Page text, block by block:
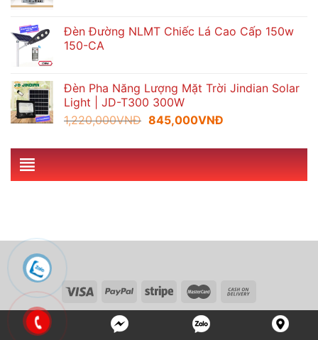
2,150,000VNĐ. là:
Đèn Đường NLMT Chiếc Lá Cao Cấp 150w
150-CA
Đèn Pha Năng Lượng Mặt Trời Jindian Solar
Light | JD-T300 300W
1,220,000VNĐ Giá
là:
845,000VNĐGiá
tại
845,000VNĐ.
Copyright 2026 © cameraminhkhang.net